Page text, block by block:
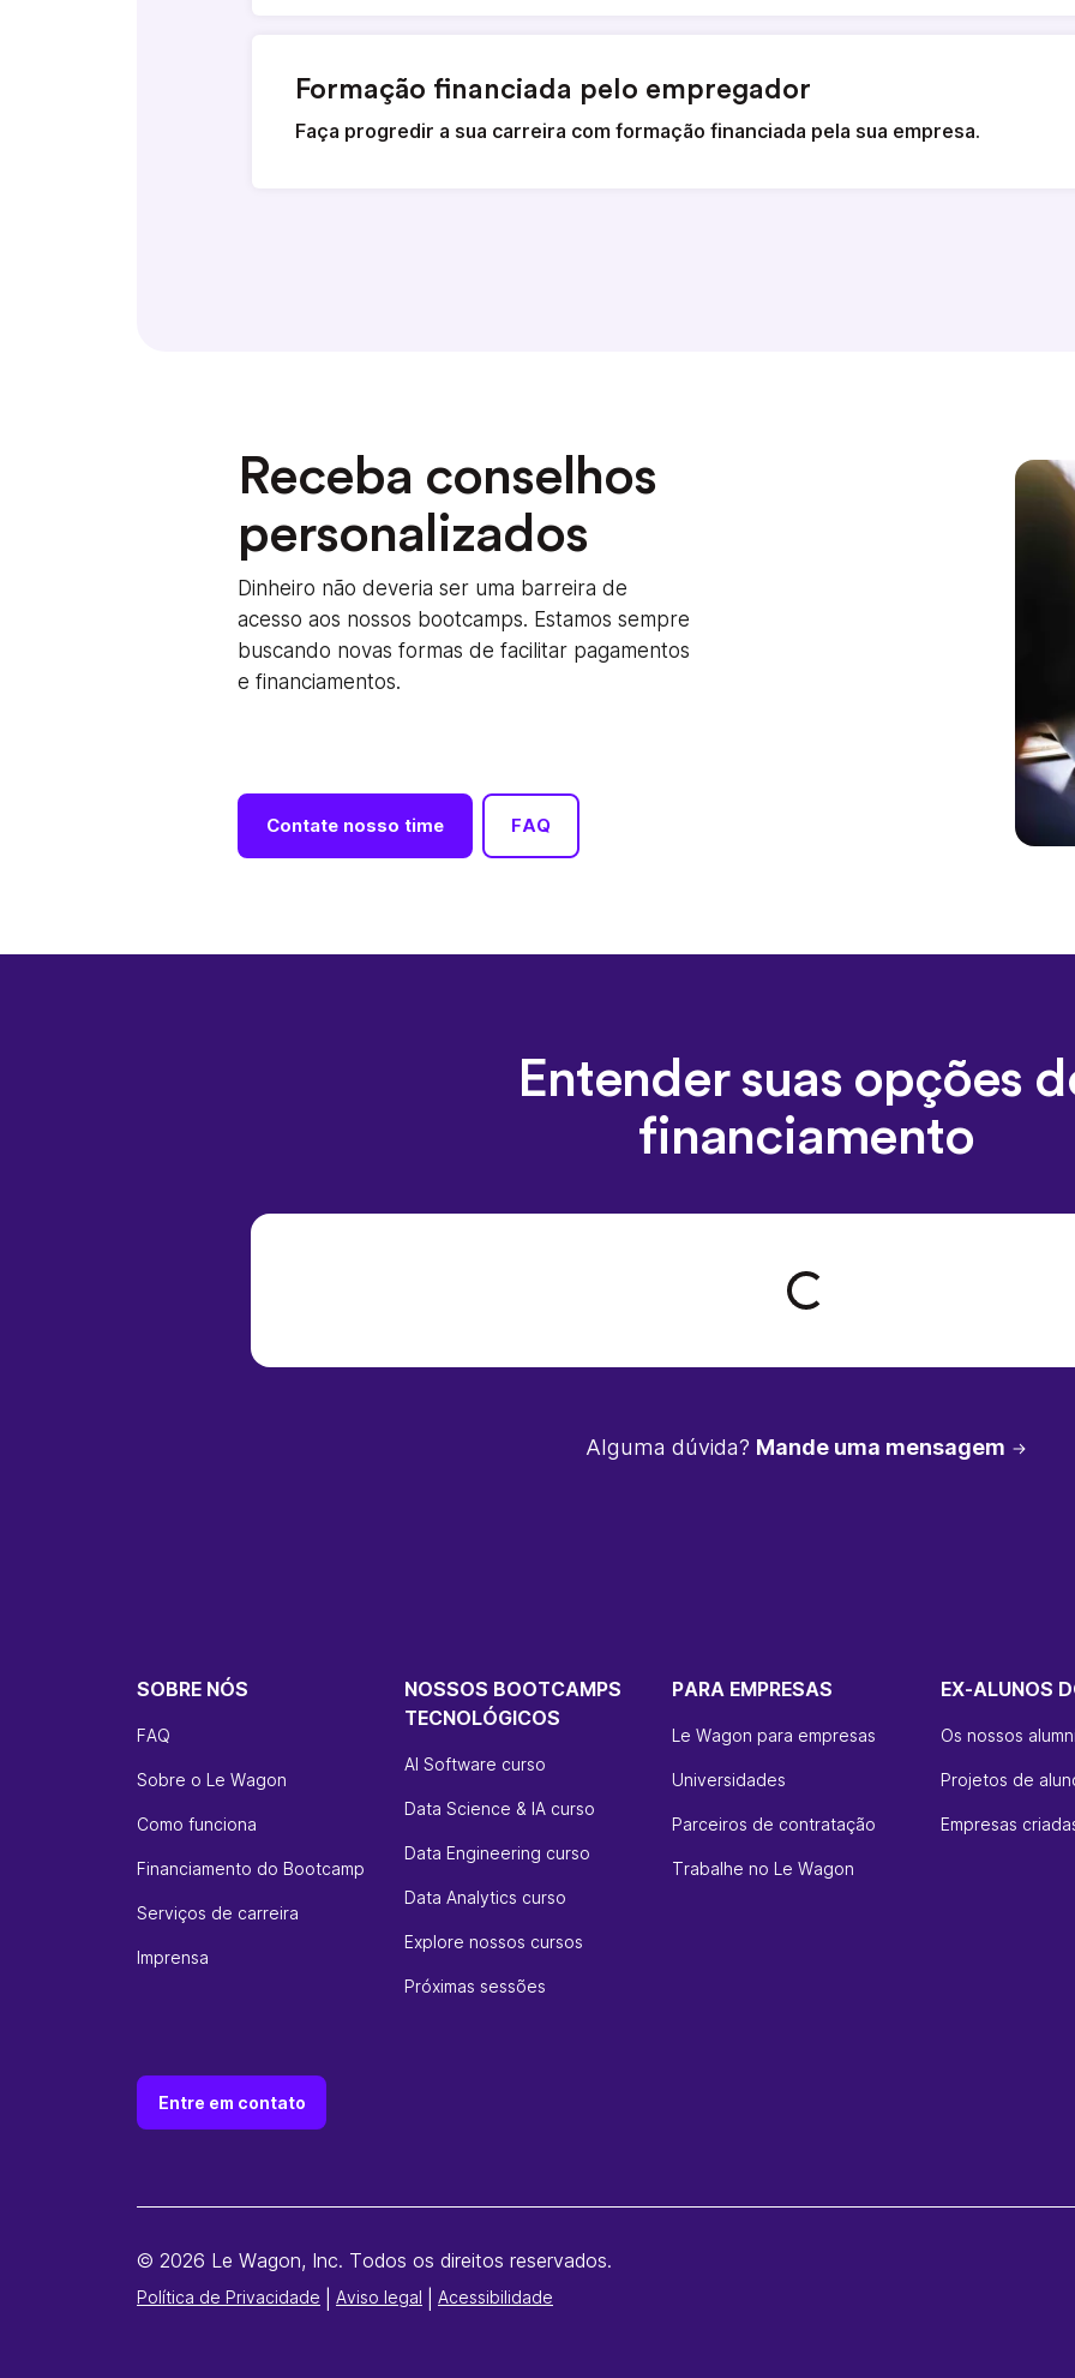
Formação financiada pelo empregador
Faça progredir a sua carreira com formação financiada pela sua empresa.
Receba conselhos
personalizados
Dinheiro não deveria ser uma barreira de
acesso aos nossos bootcamps. Estamos sempre
buscando novas formas de facilitar pagamentos
e financiamentos.
Contate nosso time FAQ
Entender suas opções
financiamento
Loading form...
Alguma dúvida? Mande uma mensagem
SOBRE NÓS
FAQ
Sobre o Le Wagon
Como funciona
Financiamento do Bootcamp
Serviços de carreira
Imprensa
NOSSOS BOOTCAMPS
TECNOLÓGICOS
AI Software curso
Data Science & IA curso
Data Engineering curso
Data Analytics curso
Explore nossos cursos
Próximas sessões
PARA EMPRESAS
Le Wagon para empresas
Universidades
Parceiros de contratação
Trabalhe no Le Wagon
EX-ALUNOS
Os nossos
Projetos de
Empresas
Entre em contato
© 2026 Le Wagon, Inc. Todos os direitos reservados.
Política de Privacidade Aviso legal Acessibilidade